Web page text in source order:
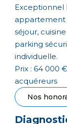
Exceptionnel
appartement
séjour,
parking
individuelle.
Prix : 64 000
acquéreurs
Nos